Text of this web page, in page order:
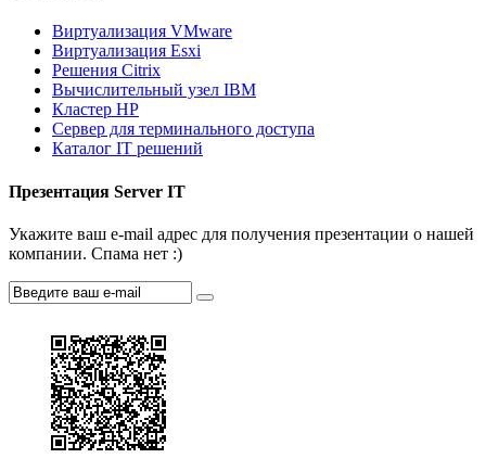
Виртуализация VMware
Виртуализация Esxi
Решения Citrix
Вычислительный узел IBM
Кластер HP
Сервер для терминального доступа
Каталог IT решений
Презентация Server IT
Укажите ваш e-mail адрес для получения презентации о нашей
компании. Спама нет :)